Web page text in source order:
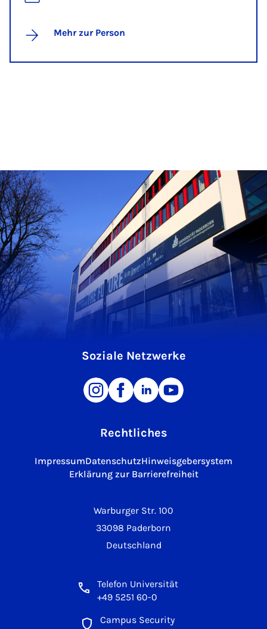
Mehr zur Person
Warburger Str. 100
33098 Paderborn
Deutschland
Telefon Universität
+49 5251 60-0
Campus Security
Soziale Netzwerke
Rechtliches
ImpressumDatenschutzHinweisgebersystem
Erklärung zur Barrierefreiheit